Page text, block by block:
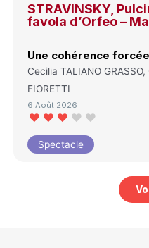
STRAVINSKY,
favola d’Orfeo –
Une cohérence
Cecilia TALIANO
FIORETTI
6 Août 2026
Spectacle